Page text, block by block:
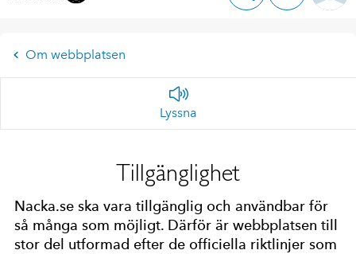
Om webbplatsen
Lyssna
Tillgänglighet
Nacka.se ska vara tillgänglig och användbar för
så många som möjligt. Därför är webbplatsen till
stor del utformad efter de officiella riktlinjer som